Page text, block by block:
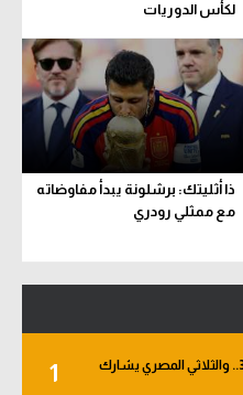
لكأس الدوريات
ذا أثليتك: برشلونة يبدأ مفاوضاته
مع ممثلي رودري
1
خبر في الجول - الأهلي يبدأ من دور الـ 32.. والثلاثي المصري يشارك